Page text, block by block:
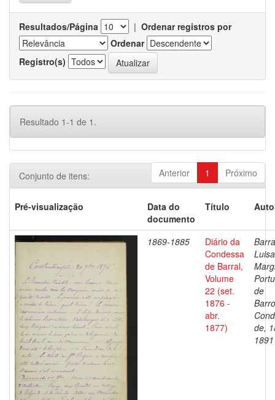
Resultados/Página | Ordenar registros por
Ordenar
Registro(s)
Resultado 1-1 de 1.
Anterior 1 Próximo
Conjunto de itens:
Pré-visualização
Data do
documento
Título
1869-1885
Diário da
Condessa
de Barral,
Volume
22 (set.
1876 -
abr.
1877)
Luisa
de
de,
1891